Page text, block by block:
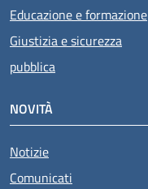
Educazione e formazione
Giustizia e sicurezza
pubblica
NOVITÀ
Notizie
Comunicati